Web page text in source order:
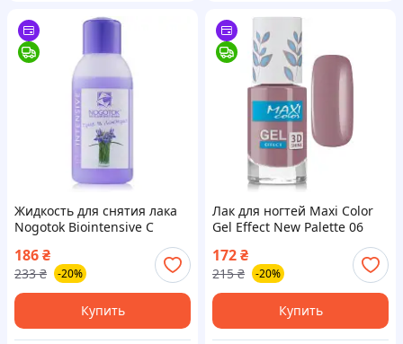
Жидкость для снятия лака
Nogotok Biointensive С
лемонграсс 100 мл
4820153891272 buzyna
186₴
233 ₴ -20%
Купить
Лак для ногтей Maxi Color
Gel Effect New Palette 06
172₴
215 ₴ -20%
Купить